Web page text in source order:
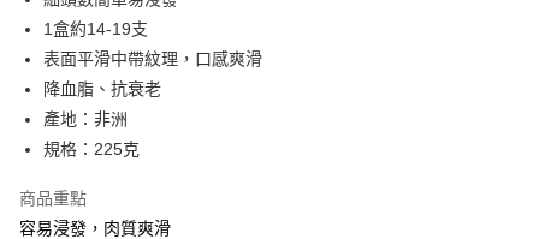
PayMe
WeChat Pay
BoC Pay
相關說明
轉數快識別碼(FPS ID)：4042362 中國銀行戶口：012-875-1-240680-7 匯
1盒約14-19支
表面平滑中帶紋理，口感爽滑
降血脂、抗衰老
產地：非洲
規格：225克
商品重點
容易浸發，肉質爽滑